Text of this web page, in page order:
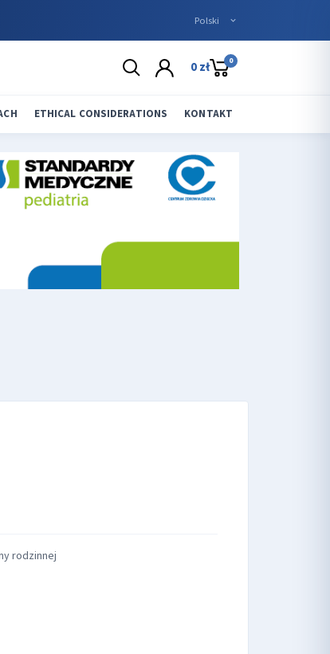
0 zł 0
ETHICAL CONSIDERATIONS KONTAKT
rodzinnej